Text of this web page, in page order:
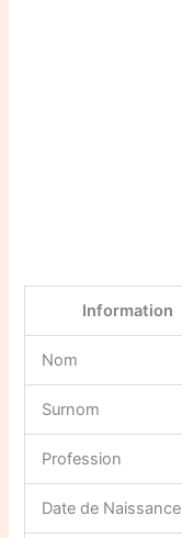
Information
Nom
Surnom
Profession
Date de Naissance